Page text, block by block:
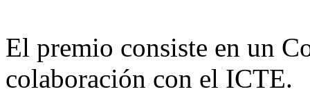
El premio consiste en un
colaboración con el ICTE.